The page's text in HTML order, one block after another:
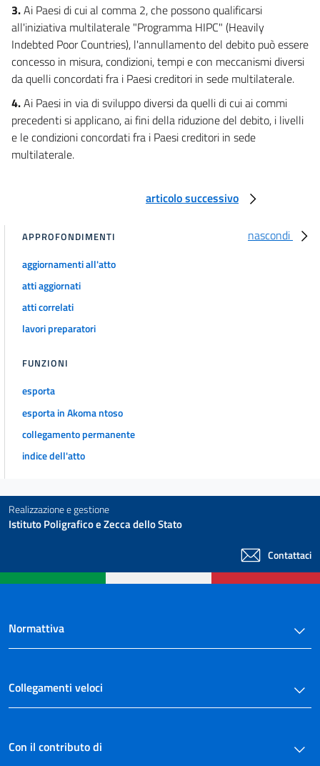
3.Ai Paesi di cui al comma 2, che possono qualificarsi
all'iniziativa multilaterale "Programma HIPC" (Heavily
Indebted Poor Countries), l'annullamento del debito può essere
concesso in misura, condizioni, tempi e con meccanismi diversi
da quelli concordati fra i Paesi creditori in sede multilaterale.
4.Ai Paesi in via di sviluppo diversi da quelli di cui ai commi
precedenti si applicano, ai fini della riduzione del debito, i livelli
e le condizioni concordati fra i Paesi creditori in sede
multilaterale.
articolo successivo
nascondi
APPROFONDIMENTI
aggiornamenti all'atto
atti aggiornati
atti correlati
lavori preparatori
FUNZIONI
esporta
esporta in Akoma ntoso
collegamento permanente
indice dell'atto
Realizzazione e gestione
Istituto Poligrafico e Zecca dello Stato
Contattaci
Normattiva
Collegamenti veloci
Con il contributo di